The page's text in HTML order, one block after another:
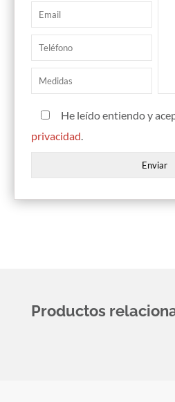
He leído entiendo y
privacidad.
Productos